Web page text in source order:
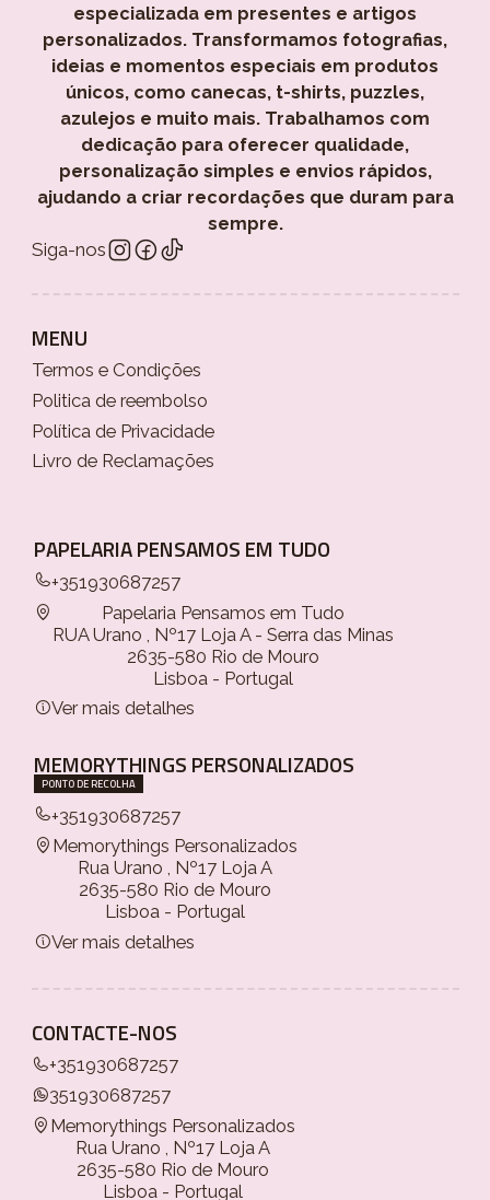
especializada em presentes e artigos
personalizados. Transformamos fotografias,
ideias e momentos especiais em produtos
únicos, como canecas, t-shirts, puzzles,
azulejos e muito mais. Trabalhamos com
dedicação para oferecer qualidade,
personalização simples e envios rápidos,
ajudando a criar recordações que duram para
sempre.
Siga-nos
MENU
Termos e Condições
Politica de reembolso
Política de Privacidade
Livro de Reclamações
PAPELARIA PENSAMOS EM TUDO
+351930687257
Papelaria Pensamos em Tudo
RUA Urano , Nº17 Loja A - Serra das Minas
2635-580 Rio de Mouro
Lisboa - Portugal
Ver mais detalhes
MEMORYTHINGS PERSONALIZADOS
PONTO DE RECOLHA
+351930687257
Memorythings Personalizados
Rua Urano , Nº17 Loja A
2635-580 Rio de Mouro
Lisboa - Portugal
Ver mais detalhes
CONTACTE-NOS
+351930687257
351930687257
Memorythings Personalizados
Rua Urano , Nº17 Loja A
2635-580 Rio de Mouro
Lisboa - Portugal